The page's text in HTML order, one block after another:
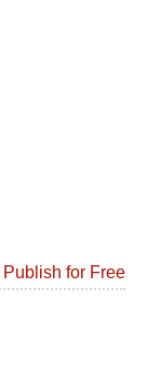
Publish for Free